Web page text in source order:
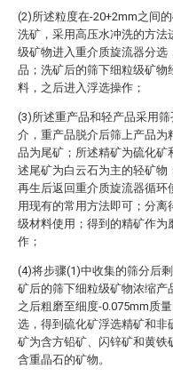
(2)所述粒度在-20+2mm之间
洗矿，采用高压水冲洗的方法
级矿物进入重介质旋流器分选
品；洗矿后的筛下细粒级矿物
料，之后进入浮选操作；
(3)所述重产品和轻产品采用
介，重产品脱介后筛上产品为
品为尾矿；所述精矿为硫化矿
述尾矿为白云石为主的轻矿物
再生后返回重介质旋流器循环
用现有的常用方法即可；分离
级材料使用；得到的精矿作为
作；
(4)将步骤(1)中收集的筛分后
矿后的筛下细粒级矿物浓缩产
之后粗磨至细度-0.075mm质
选，得到硫化矿浮选精矿和非
矿为含方铅矿、闪锌矿和黄铁
含重晶石的矿物。